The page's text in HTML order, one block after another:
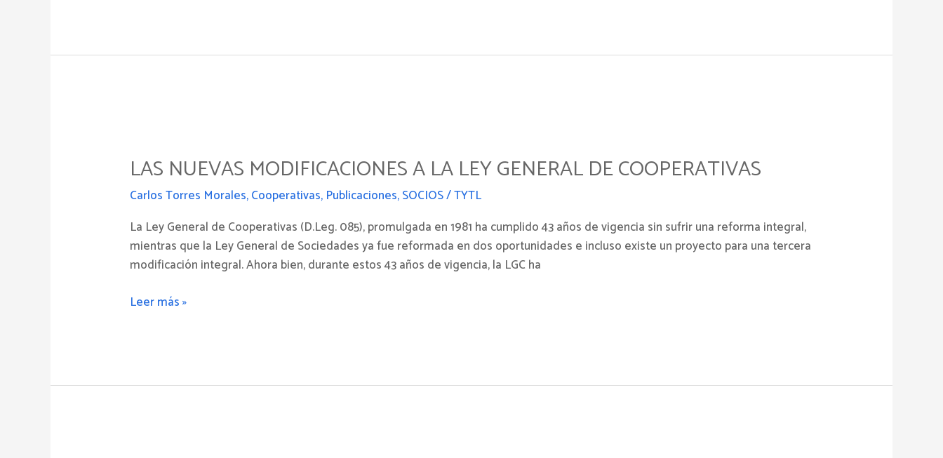
LAS NUEVAS MODIFICACIONES A LA LEY GENERAL DE COOPERATIVAS
Carlos Torres Morales,Cooperativas, Publicaciones,SOCIOS/TYTL
La Ley General de Cooperativas (D.Leg. 085), promulgada en 1981 ha cumplido 43 años de vigencia sin sufrir una reforma integral,
mientras que la Ley General de Sociedades ya fue reformada en dos oportunidades e incluso existe un proyecto para una tercera
modificación integral. Ahora bien, durante estos 43 años de vigencia, la LGC ha
modificaciones
la
Ley
General
de
Leer más »